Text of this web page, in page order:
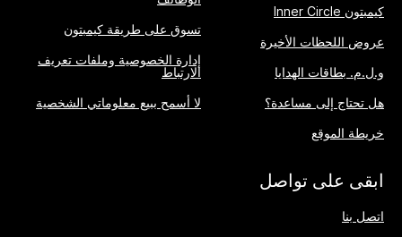
كيمبتون Inner Circle
عروض اللحظات الأخيرة
و.ل.م. بطاقات الهدايا
هل تحتاج إلى مساعدة؟
خريطة الموقع
تسوق على طريقة كيمبتون
إدارة الخصوصية وملفات تعريف
الارتباط
لا أسمح ببيع معلوماتي الشخصية
ابقى على تواصل
اتصل بنا